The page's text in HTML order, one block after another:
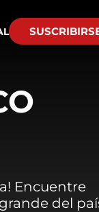
Encuentre
del